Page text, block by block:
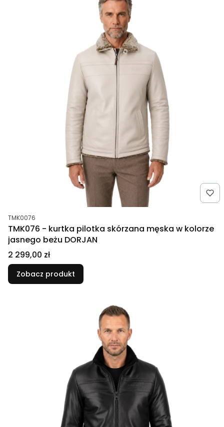
Kod produktu
TMK0076
TMK076 - kurtka pilotka skórzana męska w kolorze
jasnego beżu DORJAN
Cena
2 299,00 zł
Zobacz produkt